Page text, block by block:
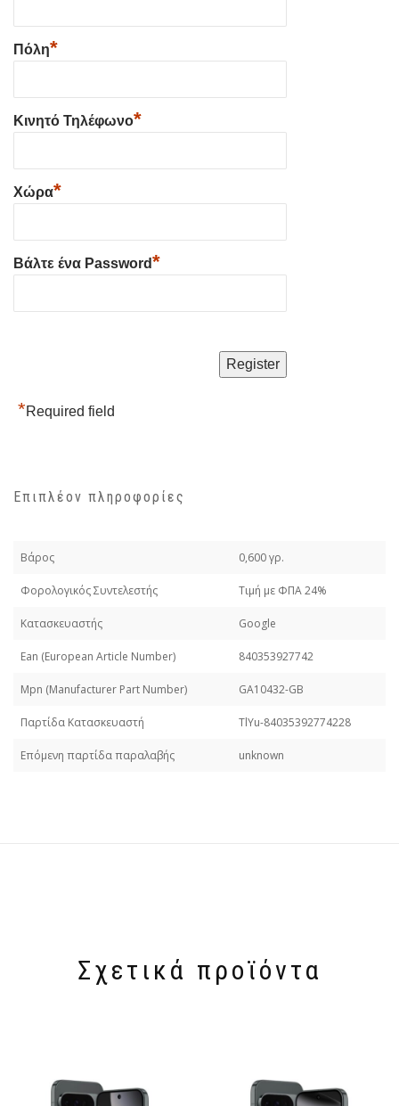
Πόλη*
Κινητό Τηλέφωνο*
Χώρα*
Βάλτε ένα Password*
*Required field
Επιπλέον πληροφορίες
Βάρος 0,600 γρ.
Φορολογικός Συντελεστής Τιμή με ΦΠΑ 24%
Κατασκευαστής Google
Εan (European Article Number) 840353927742
Mpn (Manufacturer Part Number) GA10432-GB
Παρτίδα Κατασκευαστή TlYu-84035392774228
Επόμενη παρτίδα παραλαβής unknown
Σχετικά προϊόντα